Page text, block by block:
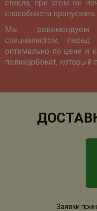
стекла, при этом он
способности пропускать
Мы рекомендуем
специалистом,
оптимально по цене и
поликарбонат, который
Заявки